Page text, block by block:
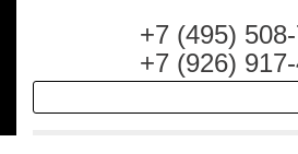
+7 (495)
+7 (926)